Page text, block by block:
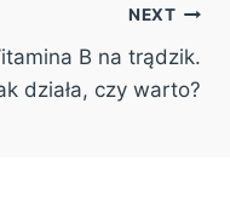
NEXT
B na trądzik.
działa, czy warto?